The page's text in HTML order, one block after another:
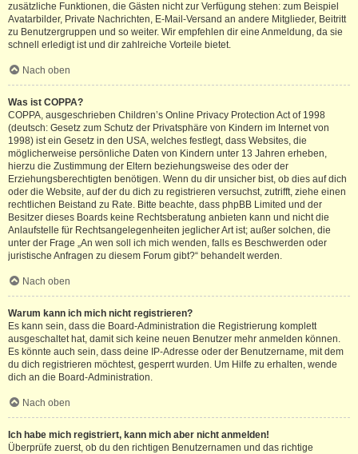
zusätzliche Funktionen, die Gästen nicht zur Verfügung stehen: zum Beispiel
Avatarbilder, Private Nachrichten, E-Mail-Versand an andere Mitglieder, Beitritt
zu Benutzergruppen und so weiter. Wir empfehlen dir eine Anmeldung, da sie
schnell erledigt ist und dir zahlreiche Vorteile bietet.
Nach oben
Was ist COPPA?
COPPA, ausgeschrieben Children’s Online Privacy Protection Act of 1998
(deutsch: Gesetz zum Schutz der Privatsphäre von Kindern im Internet von
1998) ist ein Gesetz in den USA, welches festlegt, dass Websites, die
möglicherweise persönliche Daten von Kindern unter 13 Jahren erheben,
hierzu die Zustimmung der Eltern beziehungsweise des oder der
Erziehungsberechtigten benötigen. Wenn du dir unsicher bist, ob dies auf dich
oder die Website, auf der du dich zu registrieren versuchst, zutrifft, ziehe einen
rechtlichen Beistand zu Rate. Bitte beachte, dass phpBB Limited und der
Besitzer dieses Boards keine Rechtsberatung anbieten kann und nicht die
Anlaufstelle für Rechtsangelegenheiten jeglicher Art ist; außer solchen, die
unter der Frage „An wen soll ich mich wenden, falls es Beschwerden oder
juristische Anfragen zu diesem Forum gibt?“ behandelt werden.
Nach oben
Warum kann ich mich nicht registrieren?
Es kann sein, dass die Board-Administration die Registrierung komplett
ausgeschaltet hat, damit sich keine neuen Benutzer mehr anmelden können.
Es könnte auch sein, dass deine IP-Adresse oder der Benutzername, mit dem
du dich registrieren möchtest, gesperrt wurden. Um Hilfe zu erhalten, wende
dich an die Board-Administration.
Nach oben
Ich habe mich registriert, kann mich aber nicht anmelden!
Überprüfe zuerst, ob du den richtigen Benutzernamen und das richtige